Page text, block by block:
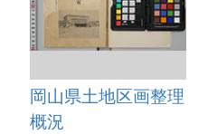
岡山県土地区画整理
概況